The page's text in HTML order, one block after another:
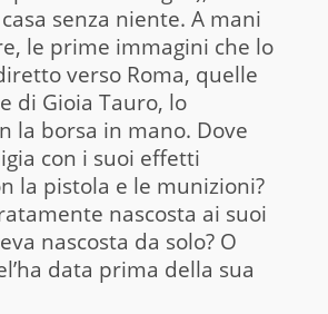
senza niente. A mani
le prime immagini che lo
verso Roma, quelle
di Gioia Tauro, lo
la borsa in mano. Dove
con i suoi effetti
la pistola e le munizioni?
nascosta ai suoi
nascosta da solo? O
data prima della sua